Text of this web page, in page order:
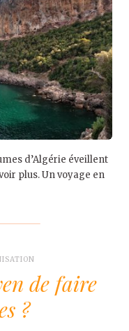
d’Algérie éveillent
plus. Un voyage en
de faire
?